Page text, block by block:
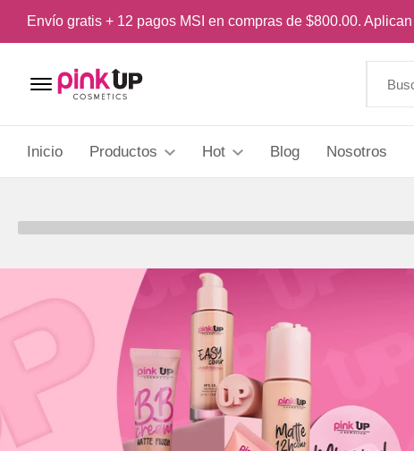
Envío gratis + 12 pagos MSI en compras de $800.00. Aplican
Menu Open
Inicio Productos Hot Blog Nosotros